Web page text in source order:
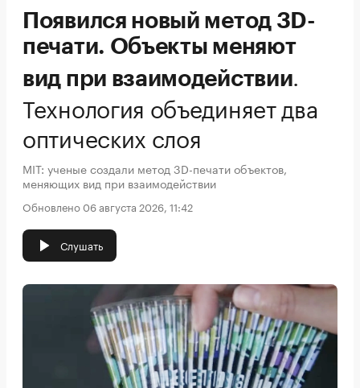
Появился новый метод 3D-
печати. Объекты меняют
вид при взаимодействии
Технология объединяет два
оптических слоя
MIT: ученые создали метод 3D-печати объектов,
меняющих вид при взаимодействии
Обновлено 06 августа 2026, 11:42
Слушать